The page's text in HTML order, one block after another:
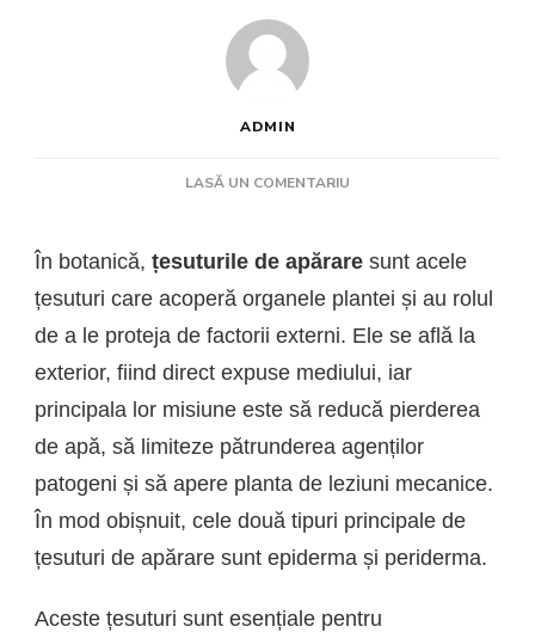
ADMIN
LASĂ UN COMENTARIU
ȚESUTURILE
APĂRARE
ȘI
ROL
AU
PLANTE
În botanică, țesuturile de apărare sunt acele
țesuturi care acoperă organele plantei și au rolul
de a le proteja de factorii externi. Ele se află la
exterior, fiind direct expuse mediului, iar
principala lor misiune este să reducă pierderea
de apă, să limiteze pătrunderea agenților
patogeni și să apere planta de leziuni mecanice.
În mod obișnuit, cele două tipuri principale de
țesuturi de apărare sunt epiderma și periderma.
Aceste țesuturi sunt esențiale pentru